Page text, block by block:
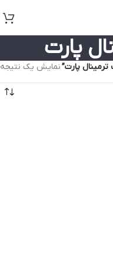
پارت
پارت”نمایش یک نتیجه